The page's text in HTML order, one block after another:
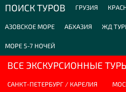
ПОИСК ТУРОВ ГРУЗИЯ
АЗОВСКОЕ МОРЕ АБХАЗИЯ ЖД
МОРЕ 5-7 НОЧЕЙ
ВСЕ ЭКСКУРСИОННЫЕ
САНКТ-ПЕТЕРБУРГ / КАРЕЛИЯ